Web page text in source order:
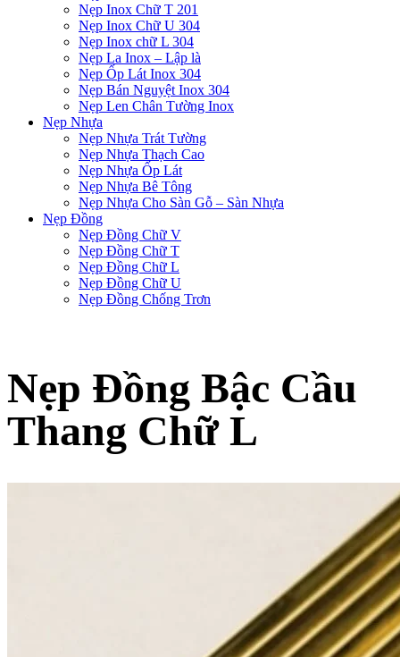
Nẹp Inox Chữ T 201
Nẹp Inox Chữ U 304
Nẹp Inox chữ L 304
Nẹp La Inox – Lập là
Nẹp Ốp Lát Inox 304
Nẹp Bán Nguyệt Inox 304
Nẹp Len Chân Tường Inox
Nẹp Nhựa
Nẹp Nhựa Trát Tường
Nẹp Nhựa Thạch Cao
Nẹp Nhựa Ốp Lát
Nẹp Nhựa Bê Tông
Nẹp Nhựa Cho Sàn Gỗ – Sàn Nhựa
Nẹp Đồng
Nẹp Đồng Chữ V
Nẹp Đồng Chữ T
Nẹp Đồng Chữ L
Nẹp Đồng Chữ U
Nẹp Đồng Chống Trơn
Nẹp Đồng Bậc Cầu
Thang Chữ L
Nẹp